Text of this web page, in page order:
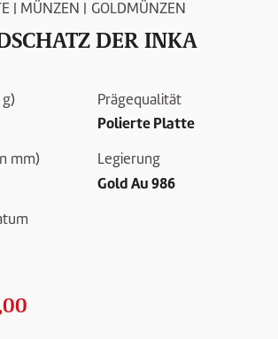
| MÜNZEN | GOLDMÜNZEN
DER INKA
Prägequalität
Polierte Platte
mm) Legierung
Gold Au 986